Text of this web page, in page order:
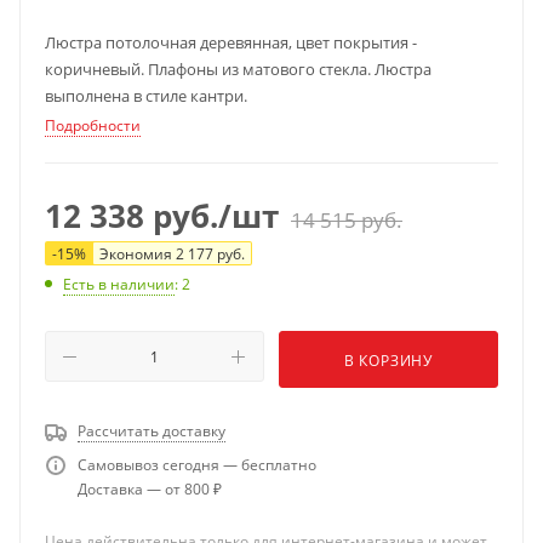
Люстра потолочная деревянная, цвет покрытия -
коричневый. Плафоны из матового стекла. Люстра
выполнена в стиле кантри.
Подробности
12 338 руб./шт 14 515руб.
-15% Экономия 2 177 руб.
Есть в наличии: 2
В КОРЗИНУ
Рассчитать доставку
Самовывоз сегодня — бесплатно
Доставка — от 800 ₽